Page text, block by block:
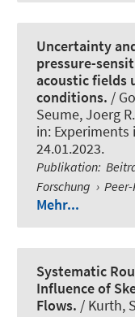
Uncertainty
pressure-
acoustic fields
conditions. /
Seume, Joerg
in: Experiments
24.01.2023.
Publikation:
Forschung ›
Mehr...
Systematic
Influence of
Flows. / Kurth,